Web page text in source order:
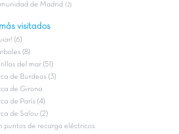
de Madrid (2)
visitados
(6)
(8)
del mar (51)
de Burdeos (3)
de Girona
de París (4)
de Salou (2)
puntos de recarga eléctricos